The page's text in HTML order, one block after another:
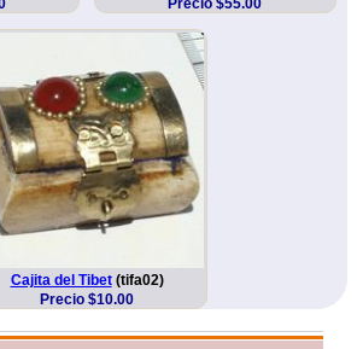
Precio $55.00
Cajita del Tibet(tifa02)
Precio $10.00